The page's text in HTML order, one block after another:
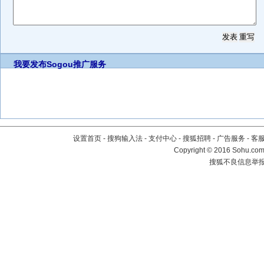
我要发布Sogou推广服务
设置首页 - 搜狗输入法 - 支付中心 - 搜狐招聘 - 广告服务 - 客
Copyright©2016
搜狐不良信息举